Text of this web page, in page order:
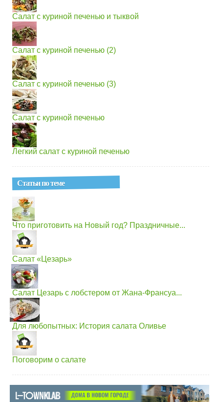
Салат с куриной печенью и тыквой
Салат с куриной печенью (2)
Салат с куриной печенью (3)
Салат с куриной печенью
Легкий салат с куриной печенью
Статьи по теме
Что приготовить на Новый год? Праздничные...
Салат «Цезарь»
Салат Цезарь с лобстером от Жана-Франсуа...
Для любопытных: История салата Оливье
Поговорим о салате